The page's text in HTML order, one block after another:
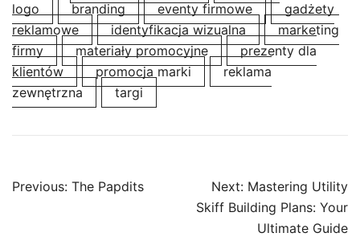
logo
branding eventy firmowe
gadżety
reklamowe
identyfikacja wizualna
marketing
firmy
materiały promocyjne
prezenty dla
klientów
promocja marki
reklama
zewnętrzna
targi
Post
Previous: The Papdits Next: Mastering Utility
Skiff Building Plans: Your
Ultimate Guide